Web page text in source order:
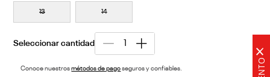
×
13 14
Conoce nuestrosmétodos de pagoseguros y confiables.